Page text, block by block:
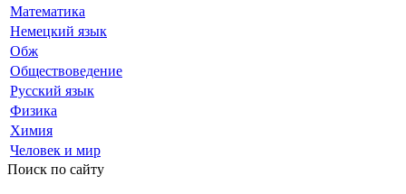
Математика
Немецкий язык
Обж
Обществоведение
Русский язык
Физика
Химия
Человек и мир
Поиск по сайту